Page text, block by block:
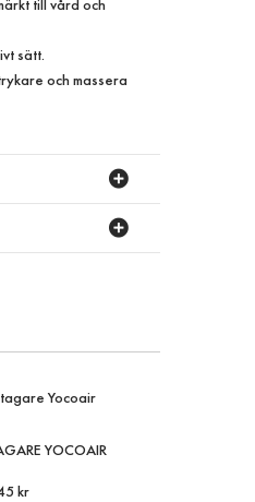
till vård och
sätt.
och massera
YOCOAIR
kr